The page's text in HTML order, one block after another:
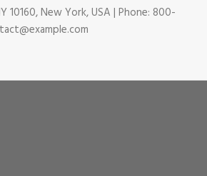
10160, New York, USA | Phone: 800-